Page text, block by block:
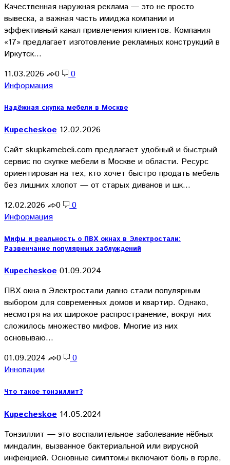
Качественная наружная реклама — это не просто
вывеска, а важная часть имиджа компании и
эффективный канал привлечения клиентов. Компания
«17» предлагает изготовление рекламных конструкций в
Иркутск…
11.03.2026
0
0
Информация
Надёжная скупка мебели в Москве
Kupecheskoe 12.02.2026
Сайт skupkamebeli.com предлагает удобный и быстрый
сервис по скупке мебели в Москве и области. Ресурс
ориентирован на тех, кто хочет быстро продать мебель
без лишних хлопот — от старых диванов и шк…
12.02.2026
0
0
Информация
Мифы и реальность о ПВХ окнах в Электростали:
Развенчание популярных заблуждений
Kupecheskoe 01.09.2024
ПВХ окна в Электростали давно стали популярным
выбором для современных домов и квартир. Однако,
несмотря на их широкое распространение, вокруг них
сложилось множество мифов. Многие из них
основываю…
01.09.2024
0
0
Инновации
Что такое тонзиллит?
Kupecheskoe 14.05.2024
Тонзиллит — это воспалительное заболевание нёбных
миндалин, вызванное бактериальной или вирусной
инфекцией. Основные симптомы включают боль в горле,